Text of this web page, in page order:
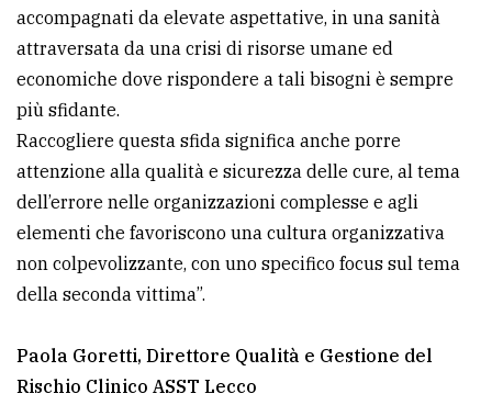
accompagnati da elevate aspettative, in una sanità
attraversata da una crisi di risorse umane ed
economiche dove rispondere a tali bisogni è sempre
più sfidante.
Raccogliere questa sfida significa anche porre
attenzione alla qualità e sicurezza delle cure, al tema
dell’errore nelle organizzazioni complesse e agli
elementi che favoriscono una cultura organizzativa
non colpevolizzante, con uno specifico focus sul tema
della seconda vittima”.
Paola Goretti, Direttore Qualità e Gestione del
Rischio Clinico ASST Lecco